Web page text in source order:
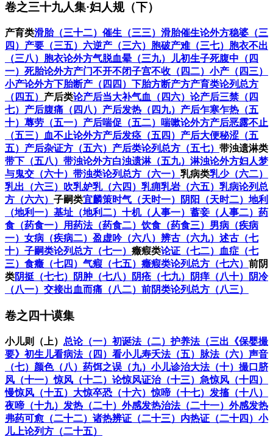
卷之三十九人集·妇人规（下）
产育类滑胎（三十二） 催生（三三） 滑胎催生论外方稳婆（三
四） 产要（三五） 六逆产（三六） 胞破产难（三七） 胞衣不出
（三八） 胞衣论外方气脱血晕（三九） 儿初生子死腹中（四
一） 死胎论外方产门不开不闭子宫不收（四二） 小产（四三）
小产论外方下胎断产（四四） 下胎方断产方产育类论列总方
（四五） 产后类论产后当大补气血（四六） 论产后三禁（四
七） 产后腹痛（四八） 产后发热（四九） 产后乍寒乍热（五
十） 蓐劳（五一） 产后喘促（五二） 喘嗽论外方产后恶露不止
（五三）
血不止论外方产后发痉（五四） 产后大便秘涩（五
五） 产后杂证方（五六） 产后类论列总方（五七） 带浊遗淋类
带下（五八） 带浊论外方白浊遗淋（五九） 淋浊论外方妇人梦
与鬼交（六十） 带浊类论列总方（六一） 乳病类乳少（六二）
乳出（六三）
吹乳妒乳（六四） 乳痈乳岩（六五） 乳病论列总
方（六六） 子嗣类宜麟策时气（天时一） 阴阳（天时二） 地利
（地利一） 基址（地利二） 十机（人事一） 蓄妾（人事二） 药
食（药食一）
用药法（药食二）饮食（药食三） 男病（疾病
一） 女病（疾病二） 盈虚吟（六八） 辨古（六九） 述古（七
十） 子嗣类论列总方（七一） 癥瘕类论证（七二）
血症（七
三） 食癥（七四） 气瘕（七五） 癥瘕类论列总方（七六） 前阴
类阴挺（七七） 阴肿（七八） 阴疮（七九） 阴痒（八十）
阴冷
（八一） 交接出血而痛（八二） 前阴类论列总方（八三）
卷之四十谟集
小儿则（上） 总论（一） 初诞法（二） 护养法（三出《保婴撮
要》 初生儿看病法（四） 看小儿寿夭法（五） 脉法（六） 声音
（七） 颜色（八） 药饵之误（九） 小儿诊治大法（十） 撮口脐
风（十一）惊风（十二） 论惊风证治（十三） 急惊风（十四）
慢惊风（十五） 大惊卒恐（十六）惊啼（十七） 发搐（十八）
夜啼（十九） 发热（二十） 外感发热治法（二十一） 外感发热
弗药可愈（二十二） 诸热辨证（二十三） 内热证（二十四） 小
儿上论列方（二十五）